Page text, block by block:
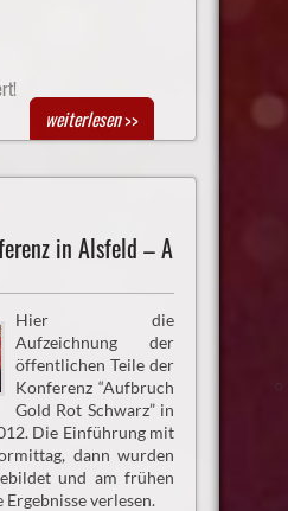
weiterlesen>>
in Alsfeld – A
Hier die
Aufzeichnung der
öffentlichen Teile der
Konferenz “Aufbruch
Gold Rot Schwarz” in
Die Einführung mit
dann wurden
und am frühen
verlesen.